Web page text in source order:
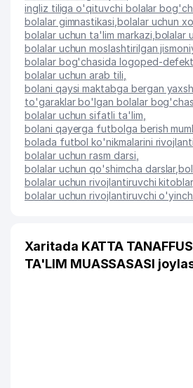
ingliz tiliga o'qituvchi bolalar
bolalar gimnastikasi bolalar uchun
bolalar uchun ta'lim markazi bolalar
bolalar uchun moslashtirilgan
bolalar bog'chasida logoped-
bolalar uchun arab tili
bolani qaysi maktabga bergan
to'garaklar bo'lgan bolalar
bolalar uchun sifatli ta'lim
bolani qayerga futbolga berish
bolada futbol ko'nikmalarini
bolalar uchun rasm darsi
bolalar uchun qo'shimcha darslar,
bolalar uchun rivojlantiruvchi kitoblar
bolalar uchun rivojlantiruvchi
Xaritada KATTA
TA'LIM MUASSASASI